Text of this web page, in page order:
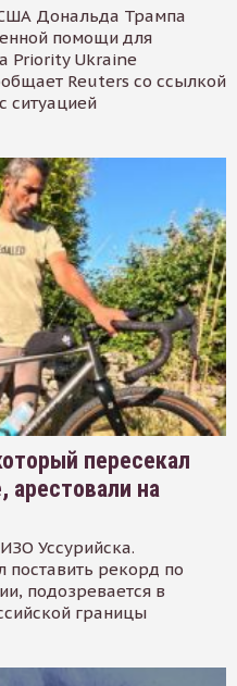
Дональда Трампа
помощи для
Priority Ukraine
Reuters со ссылкой
ситуацией
пересекал
арестовали на
Уссурийска.
поставить рекорд по
подозревается в
границы